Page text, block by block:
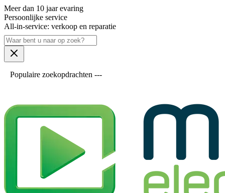
Meer dan 10 jaar evaring
Persoonlijke service
All-in-service: verkoop en reparatie
Populaire zoekopdrachten ---